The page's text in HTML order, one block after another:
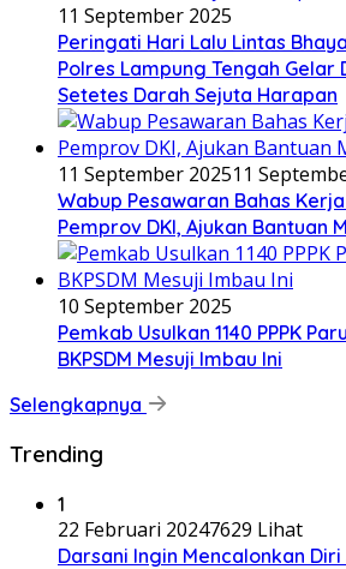
11 September 2025
Peringati Hari Lalu Lintas
Polres Lampung Tengah Gelar
Setetes Darah Sejuta Harapan
11 September 202511
Wabup Pesawaran Bahas
Pemprov DKI, Ajukan Bantuan
10 September 2025
Pemkab Usulkan 1140 PPPK
BKPSDM Mesuji Imbau Ini
Selengkapnya
Trending
1
22 Februari 20247629 Lihat
Darsani Ingin Mencalonkan